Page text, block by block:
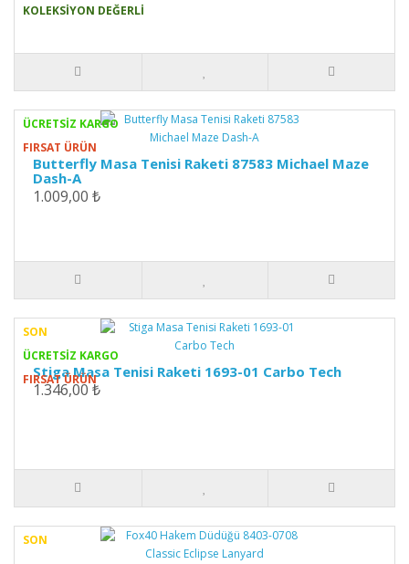
KOLEKSIYON DEĞERLI
ÜCRETSİZ KARGO
FIRSAT ÜRÜN
Butterfly Masa Tenisi Raketi 87583 Michael Maze
Dash-A
1.009,00 ₺
SON
ÜCRETSİZ KARGO
FIRSAT ÜRÜN
Stiga Masa Tenisi Raketi 1693-01 Carbo Tech
1.346,00 ₺
SON